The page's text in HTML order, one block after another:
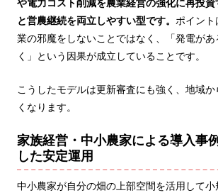
と営農継続を両立しやすい型です。 ポイント
業の邪魔をしないことではなく、「発電が
く」という因果が成立していることです。
こうしたモデルは更新審査にも強く、地域
くなります。
家族経営・中小農家による導入事
した安定運用
中小農家が自分の畑の上部空間を活用して